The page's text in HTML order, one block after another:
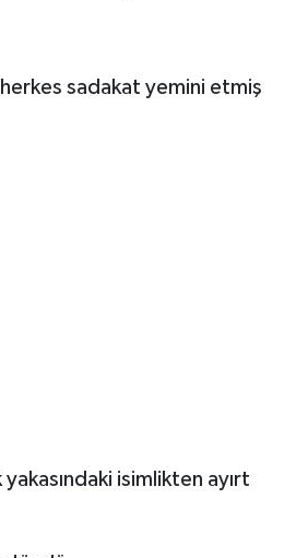
sadakat yemini etmiş
yakasındaki isimlikten ayırt